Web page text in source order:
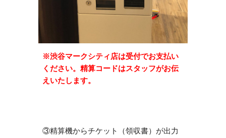
※渋谷マークシティ店は受付でお支払い
ください。精算コードはスタッフがお伝
えいたします。
③精算機からチケット（領収書）が出力